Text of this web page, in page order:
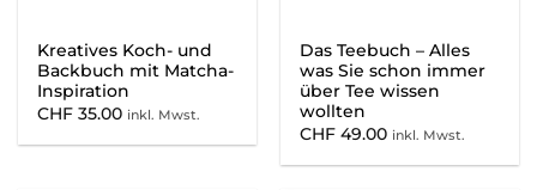
Kreatives Koch- und
Backbuch mit Matcha-
Inspiration
CHF 35.00 inkl. Mwst.
Das Teebuch – Alles
was Sie schon immer
über Tee wissen
wollten
CHF 49.00 inkl. Mwst.